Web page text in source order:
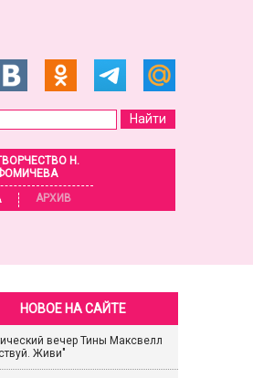
Н.
АРХИВ
НОВОЕ НА САЙТЕ
вечер Тины Максвелл
Живи"